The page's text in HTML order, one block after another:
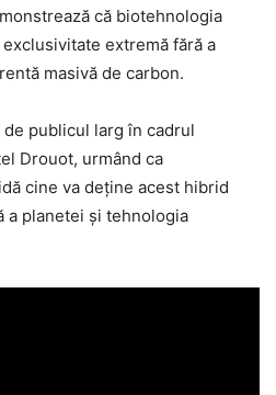
că biotehnologia
extremă fără a
masivă de carbon.
publicul larg în cadrul
Drouot, urmând ca
cine va deține acest hibrid
a planetei și tehnologia